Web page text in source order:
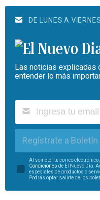
DE LUNES A VIERNES
Las noticias explicadas
entender lo más
Regístrate a Boletín
Al someter tu correo
Condiciones de El Nuevo Día.
especiales de productos o
Podrás optar salirte de los